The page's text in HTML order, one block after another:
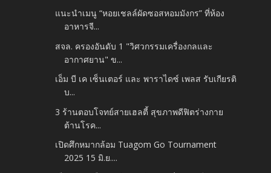
แนะนำเมนู “หอยเชลล์ผัดซอสหอมมังกร” ที่ห้อง
อาหารจี...
สจล. ครองอันดับ 1 "วิศวกรรมเครื่องกลและ
อากาศยาน" ข...
เอ็ม บี เค เซ็นเตอร์ และ พาราไดซ์ เพลส รับเกียรติ
บ...
3 ร้านตอบโจทย์สายเฮลตี้ สุขภาพดีฟิตร่างกาย
ต้านโรค...
เปิดศึกหมากล้อม Tuagom Go Tournament
2025 15 มิ.ย....